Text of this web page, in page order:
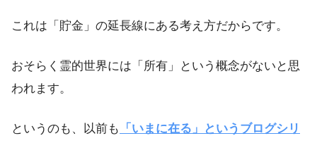
これは「貯金」の延長線にある考え方だからです。
おそらく霊的世界には「所有」という概念がないと思
われます。
というのも、以前も
「いまに在る」というブログシリ